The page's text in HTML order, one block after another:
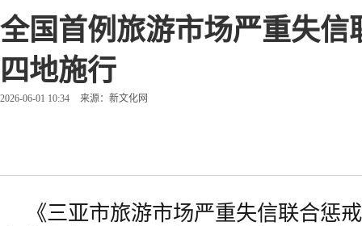
全国首例旅游市场严重失信
四地施行
2026-06-01 10:34 来源：新文化网
《三亚市旅游市场严重失信联合惩